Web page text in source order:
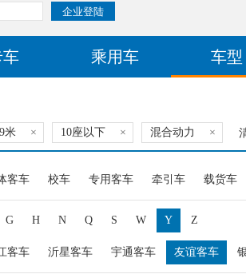
车 乘用车 车型
米 × 10座以下 × 混合动力 ×
客车 校车 专用客车 牵引车 载货车
G H N Q S W Y Z
客车 沂星客车 宇通客车 友谊客车